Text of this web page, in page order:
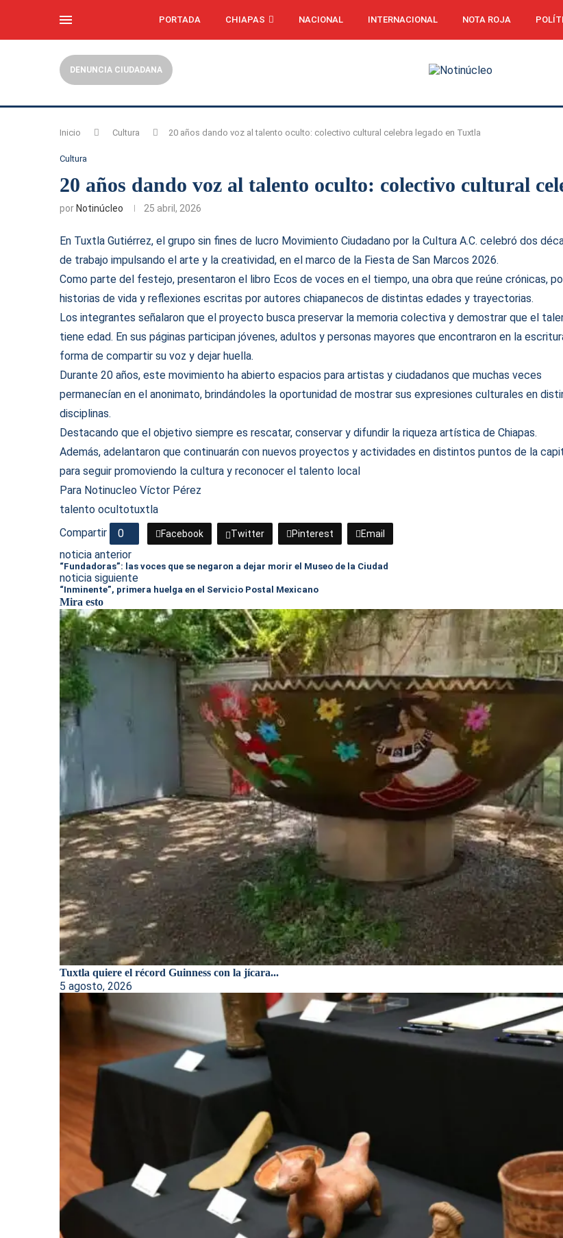
PORTADA CHIAPAS NACIONAL INTERNACIONAL NOTA ROJA
DENUNCIA CIUDADANA
Inicio Cultura 20 años dando voz al talento oculto: colectivo cultural celebra legado en Tuxtla
Cultura
20 años dando voz al talento oculto: colectivo cultural
por Notinúcleo 25 abril, 2026
En Tuxtla Gutiérrez, el grupo sin fines de lucro Movimiento Ciudadano por la Cultura A.C. celebró dos
de trabajo impulsando el arte y la creatividad, en el marco de la Fiesta de San Marcos 2026.
Como parte del festejo, presentaron el libro Ecos de voces en el tiempo, una obra que reúne crónicas,
historias de vida y reflexiones escritas por autores chiapanecos de distintas edades y trayectorias.
Los integrantes señalaron que el proyecto busca preservar la memoria colectiva y demostrar que el
tiene edad. En sus páginas participan jóvenes, adultos y personas mayores que encontraron en la
forma de compartir su voz y dejar huella.
Durante 20 años, este movimiento ha abierto espacios para artistas y ciudadanos que muchas veces
permanecían en el anonimato, brindándoles la oportunidad de mostrar sus expresiones culturales en
disciplinas.
Destacando que el objetivo siempre es rescatar, conservar y difundir la riqueza artística de Chiapas.
Además, adelantaron que continuarán con nuevos proyectos y actividades en distintos puntos de la
para seguir promoviendo la cultura y reconocer el talento local
Para Notinucleo Víctor Pérez
talento ocultotuxtla
Compartir
0 Facebook Twitter Pinterest Email
noticia anterior
“Fundadoras”: las voces que se negaron a dejar morir el Museo de la Ciudad
noticia siguiente
“Inminente”, primera huelga en el Servicio Postal Mexicano
Mira esto
Tuxtla quiere el récord Guinness con la jícara...
5 agosto, 2026